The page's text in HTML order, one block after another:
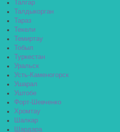
Талгар
Талдыкорган
Тараз
Текели
Темиртау
Тобыл
Туркестан
Уральск
Усть-Каменогорск
Ушарал
Уштобе
Форт-Шевченко
Хромтау
Шалкар
Шардара